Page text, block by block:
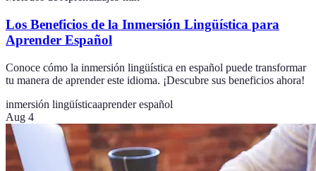
Los Beneficios de la Inmersión Lingüística para
Aprender Español
Conoce cómo la inmersión lingüística en español puede transformar
tu manera de aprender este idioma. ¡Descubre sus beneficios ahora!
inmersión lingüísticaaprender español
Aug 4